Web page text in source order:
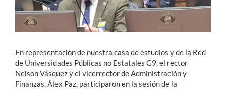
English
En representación de nuestra casa de estudios y de la Red
de Universidades Públicas no Estatales G9, el rector
Nelson Vásquez y el vicerrector de Administración y
Finanzas, Álex Paz, participaron en la sesión de la